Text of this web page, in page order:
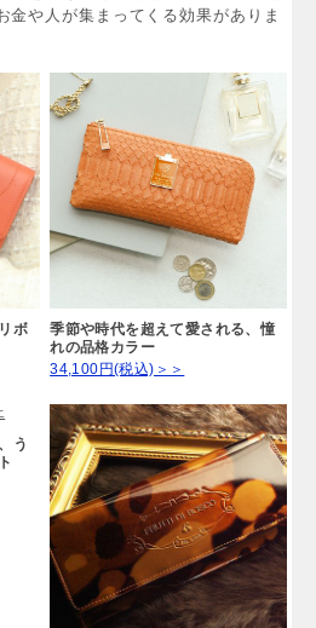
ンジ」
印象のあるオレンジは、元気をくれ
力を上げてくれるため、オレンジ色
金や人が集まってくる効果がありま
季節や時代を超えて愛される、憧
れの品格カラー
34,100円(税込)＞＞